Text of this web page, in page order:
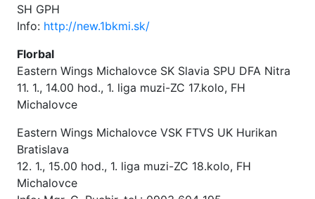
SH GPH
Info: http://new.1bkmi.sk/
Florbal
Eastern Wings Michalovce SK Slavia SPU DFA Nitra
11. 1., 14.00 hod., 1. liga muzi-ZC 17.kolo, FH
Michalovce
Eastern Wings Michalovce VSK FTVS UK Hurikan
Bratislava
12. 1., 15.00 hod., 1. liga muzi-ZC 18.kolo, FH
Michalovce